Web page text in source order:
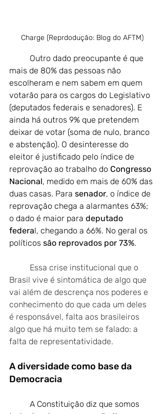
Charge (Reprdodução: Blog do AFTM)
Outro dado preocupante é que
mais de 80% das pessoas não
escolheram e nem sabem em quem
votarão para os cargos do Legislativo
(deputados federais e senadores). E
ainda há outros 9% que pretendem
deixar de votar (soma de nulo, branco
e abstenção). O desinteresse do
eleitor é justificado pelo índice de
reprovação ao trabalho do Congresso
Nacional, medido em mais de 60% das
duas casas. Para senador, o índice de
reprovação chega a alarmantes 63%;
o dado é maior para deputado
federal, chegando a 66%. No geral os
políticos são reprovados por 73%.
Essa crise institucional que o
Brasil vive é sintomática de algo que
vai além de descrença nos poderes e
conhecimento do que cada um deles
é responsável, falta aos brasileiros
algo que há muito tem se falado: a
falta de representatividade.
A diversidade como base da
Democracia